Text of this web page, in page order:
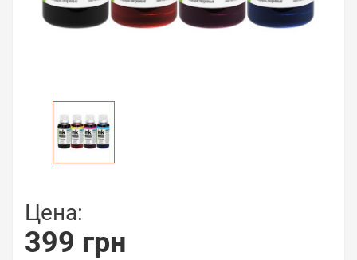
Цена:
399 грн